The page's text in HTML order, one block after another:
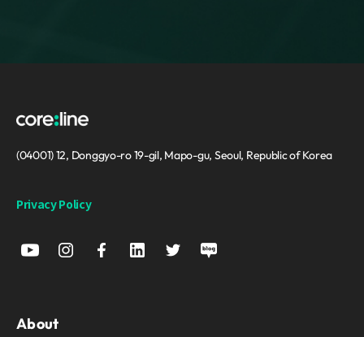
(04001) 12, Donggyo-ro 19-gil, Mapo-gu, Seoul, Republic of Korea
Privacy Policy
About